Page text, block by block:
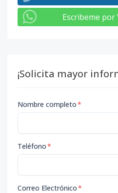
Escribeme por
¡Solicita mayor
Nombre completo*
Teléfono*
Correo Electrónico*